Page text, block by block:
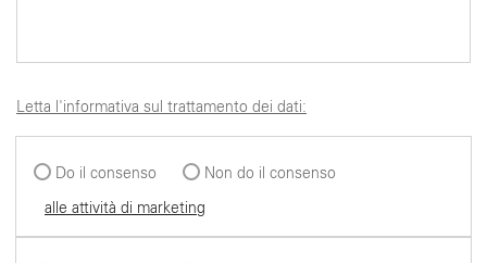
Letta l'informativa sul trattamento dei dati:
Do il consenso
Non do il consenso
alle attività di marketing